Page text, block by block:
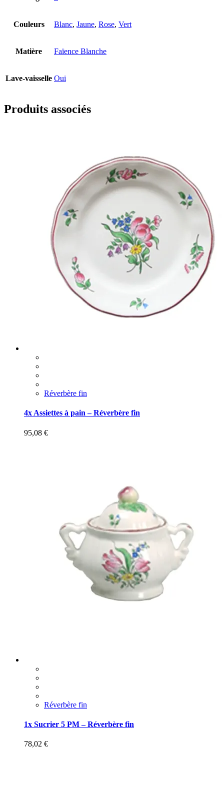
Couleurs Blanc, Jaune, Rose, Vert
Matière Faïence Blanche
Lave-vaisselle Oui
Produits associés
Réverbère fin
4x Assiettes à pain – Réverbère fin
95,08 €
Réverbère fin
1x Sucrier 5 PM – Réverbère fin
78,02 €